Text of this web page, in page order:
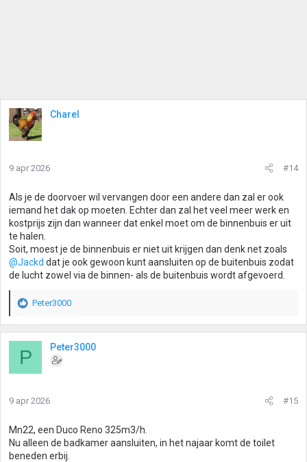
Charel
9 apr 2026 #14
Als je de doorvoer wil vervangen door een andere dan zal er ook
iemand het dak op moeten. Echter dan zal het veel meer werk en
kostprijs zijn dan wanneer dat enkel moet om de binnenbuis er uit
te halen.
Soit, moest je de binnenbuis er niet uit krijgen dan denk net zoals
@Jackd dat je ook gewoon kunt aansluiten op de buitenbuis zodat
de lucht zowel via de binnen- als de buitenbuis wordt afgevoerd.
W
a
n
e
n
:
Peter3000
P Peter3000
9 apr 2026 #15
Mn22, een Duco Reno 325m3/h.
Nu alleen de badkamer aansluiten, in het najaar komt de toilet
beneden erbij.